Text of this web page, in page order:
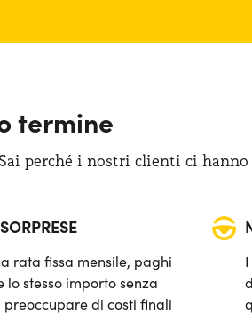
termine
perché i nostri clienti ci hanno
rata fissa mensile, paghi
lo stesso importo senza
preoccupare di costi finali